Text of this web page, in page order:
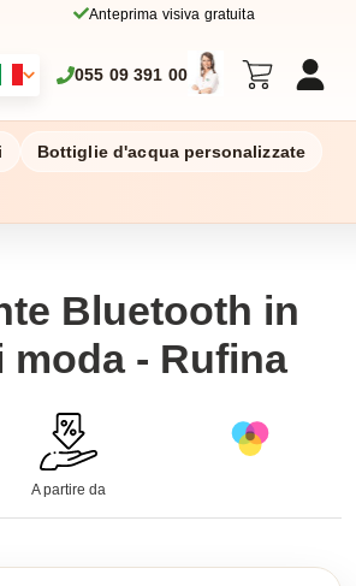
Anteprima visiva gratuita
055 09 391 00
Bottiglie d'acqua personalizzate
Bluetooth in
- Rufina
A partire da